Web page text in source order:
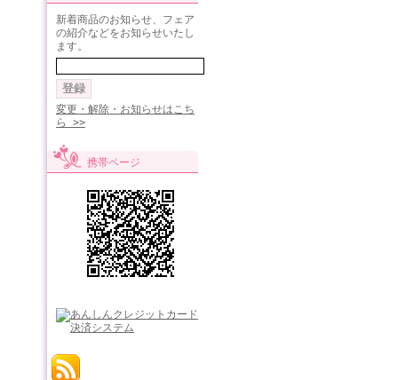
新着商品のお知らせ、フェア
の紹介などをお知らせいたし
ます。
変更・解除・お知らせはこち
ら >>
携帯ページ